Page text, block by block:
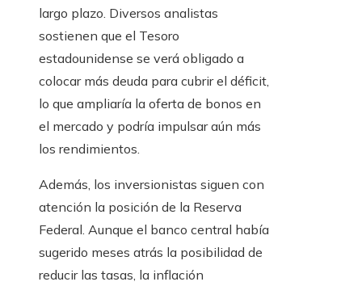
largo plazo. Diversos analistas
sostienen que el Tesoro
estadounidense se verá obligado a
colocar más deuda para cubrir el déficit,
lo que ampliaría la oferta de bonos en
el mercado y podría impulsar aún más
los rendimientos.
Además, los inversionistas siguen con
atención la posición de la Reserva
Federal. Aunque el banco central había
sugerido meses atrás la posibilidad de
reducir las tasas, la inflación